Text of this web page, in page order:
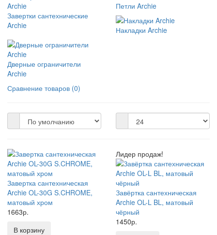
Завертки сантехнические
Archie
Петли Archie
Накладки Archie
Дверные ограничители
Archie
Сравнение товаров (0)
Завертка сантехническая
Archie OL-30G S.CHROME,
матовый хром
1663р.
В корзину
Лидер продаж!
Завёртка сантехническая
Archie OL-L BL, матовый
чёрный
1450р.